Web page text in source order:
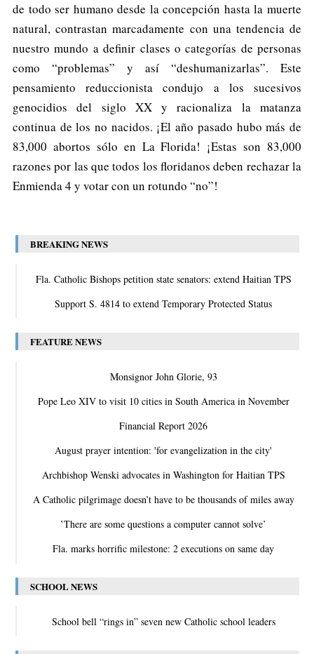
de todo ser humano desde la concepción hasta la muerte
natural, contrastan marcadamente con una tendencia de
nuestro mundo a definir clases o categorías de personas
como “problemas” y así “deshumanizarlas”. Este
pensamiento reduccionista condujo a los sucesivos
genocidios del siglo XX y racionaliza la matanza
continua de los no nacidos. ¡El año pasado hubo más de
83,000 abortos sólo en La Florida! ¡Estas son 83,000
razones por las que todos los floridanos deben rechazar la
Enmienda 4 y votar con un rotundo “no”!
BREAKING NEWS
Fla. Catholic Bishops petition state senators: extend Haitian TPS
Support S. 4814 to extend Temporary Protected Status
FEATURE NEWS
Monsignor John Glorie, 93
Pope Leo XIV to visit 10 cities in South America in November
Financial Report 2026
August prayer intention: 'for evangelization in the city'
Archbishop Wenski advocates in Washington for Haitian TPS
A Catholic pilgrimage doesn’t have to be thousands of miles away
‛There are some questions a computer cannot solve’
Fla. marks horrific milestone: 2 executions on same day
SCHOOL NEWS
School bell “rings in” seven new Catholic school leaders